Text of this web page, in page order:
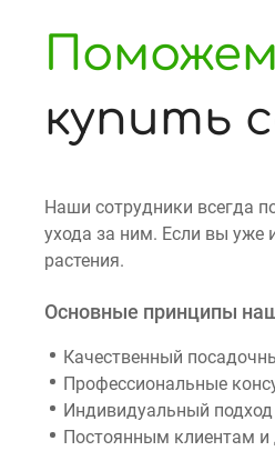
Поможем
купить
Наши сотрудники всегда
ухода за ним. Если вы уже
растения.
Основные принципы
Качественный
Профессиональные
Индивидуальный
Постоянным клиентам